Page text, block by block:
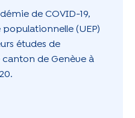
de COVID-19,
(UEP)
études de
de Genève à